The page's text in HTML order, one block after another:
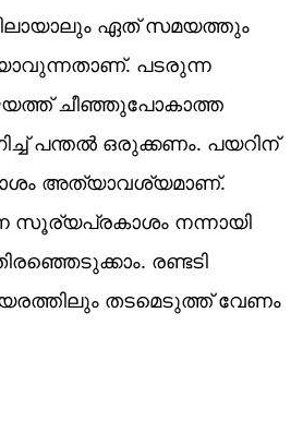
ഏത് സമയത്തും
പടരുന്ന
ചീഞ്ഞുപോകാത്ത
പന്തൽ ഒരുക്കണം. പയറിന്
അത്യാവശ്യമാണ്.
സൂര്യപ്രകാശം നന്നായി
രണ്ടടി
തടമെടുത്ത് വേണം